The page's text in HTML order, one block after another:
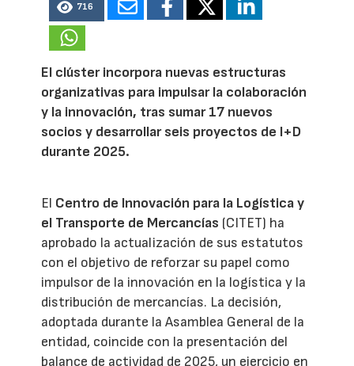
716
El clúster incorpora nuevas estructuras
organizativas para impulsar la colaboración
y la innovación, tras sumar 17 nuevos
socios y desarrollar seis proyectos de I+D
durante 2025.
El Centro de Innovación para la Logística y
el Transporte de Mercancías (CITET) ha
aprobado la actualización de sus estatutos
con el objetivo de reforzar su papel como
impulsor de la innovación en la logística y la
distribución de mercancías. La decisión,
adoptada durante la Asamblea General de la
entidad, coincide con la presentación del
balance de actividad de 2025, un ejercicio en